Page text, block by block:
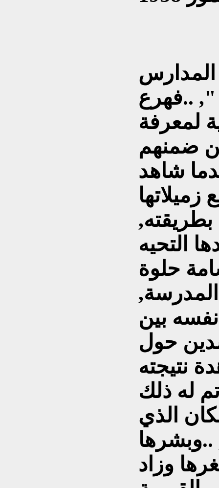
المدارس
", ..فهرع
لمعرفة
ضمنهم
شاهد
زميلاتها
التحيه
بين
حول
نتيجته
له ذلك
الذي
..وبشرها
وزاد